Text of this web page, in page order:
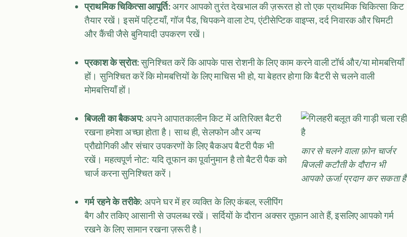
प्राथमिक चिकित्सा आपूर्ति:अगर आपको तुरंत देखभाल की ज़रूरत हो तो एक प्राथमिक चिकित्सा किट
तैयार रखें। इसमें पट्टियाँ, गॉज पैड, चिपकने वाला टेप, एंटीसेप्टिक वाइप्स, दर्द निवारक और चिमटी
और कैंची जैसे बुनियादी उपकरण रखें।
प्रकाश के स्रोत:सुनिश्चित करें कि आपके पास रोशनी के लिए काम करने वाली टॉर्च और/या मोमबत्तियाँ
हों। सुनिश्चित करें कि मोमबत्तियों के लिए माचिस भी हो, या बेहतर होगा कि बैटरी से चलने वाली
मोमबत्तियाँ हों।
कार से चलने वाला फ़ोन चार्जर
बिजली कटौती के दौरान भी
आपको ऊर्जा प्रदान कर सकता है
बिजली का बैकअप:अपने आपातकालीन किट में अतिरिक्त बैटरी
रखना हमेशा अच्छा होता है। साथ ही, सेलफोन और अन्य
प्रौद्योगिकी और संचार उपकरणों के लिए बैकअप बैटरी पैक भी
रखें। महत्वपूर्ण नोट: यदि तूफान का पूर्वानुमान है तो बैटरी पैक को
चार्ज करना सुनिश्चित करें।
गर्म रहने के तरीके: अपने घर में हर व्यक्ति के लिए कंबल, स्लीपिंग
बैग और तकिए आसानी से उपलब्ध रखें। सर्दियों के दौरान अक्सर तूफ़ान आते हैं, इसलिए आपको गर्म
रखने के लिए सामान रखना ज़रूरी है।